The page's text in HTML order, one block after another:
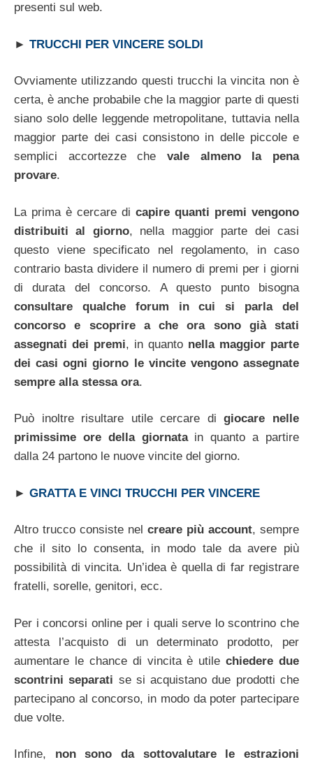
presenti sul web.
► TRUCCHI PER VINCERE SOLDI
Ovviamente utilizzando questi trucchi la vincita non è
certa, è anche probabile che la maggior parte di questi
siano solo delle leggende metropolitane, tuttavia nella
maggior parte dei casi consistono in delle piccole e
semplici accortezze che vale almeno la pena
provare.
La prima è cercare di capire quanti premi vengono
distribuiti al giorno, nella maggior parte dei casi
questo viene specificato nel regolamento, in caso
contrario basta dividere il numero di premi per i giorni
di durata del concorso. A questo punto bisogna
consultare qualche forum in cui si parla del
concorso e scoprire a che ora sono già stati
assegnati dei premi, in quanto nella maggior parte
dei casi ogni giorno le vincite vengono assegnate
sempre alla stessa ora.
Può inoltre risultare utile cercare digiocare nelle
primissime ore della giornatain quanto a partire
dalla 24 partono le nuove vincite del giorno.
► GRATTA E VINCI TRUCCHI PER VINCERE
Altro trucco consiste nel creare più account, sempre
che il sito lo consenta, in modo tale da avere più
possibilità di vincita. Un’idea è quella di far registrare
fratelli, sorelle, genitori, ecc.
Per i concorsi online per i quali serve lo scontrino che
attesta l’acquisto di un determinato prodotto, per
aumentare le chance di vincita è utilechiedere due
scontrini separati se si acquistano due prodotti che
partecipano al concorso, in modo da poter partecipare
due volte.
Infine, non sono da sottovalutare le estrazioni